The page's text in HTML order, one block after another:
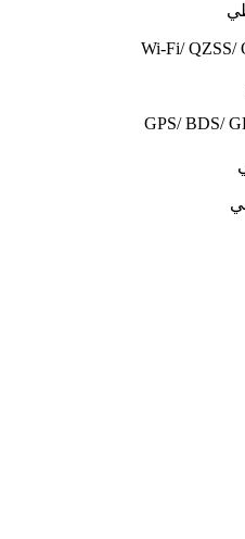
GPS/ BDS/